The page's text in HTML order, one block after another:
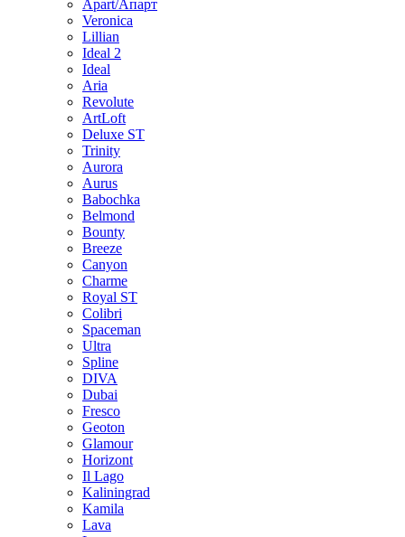
Apart/Апарт
Veronica
Lillian
Ideal 2
Ideal
Aria
Revolute
ArtLoft
Deluxe ST
Trinity
Aurora
Aurus
Babochka
Belmond
Bounty
Breeze
Canуon
Charme
Royal ST
Colibri
Spaceman
Ultra
Spline
DIVA
Dubai
Fresco
Geoton
Glamour
Horizont
Il Lago
Kaliningrad
Kamila
Lava